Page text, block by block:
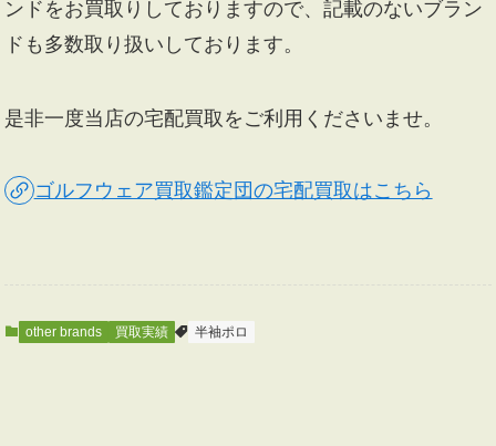
ンドをお買取りしておりますので、記載のないブラン
ドも多数取り扱いしております。
是非一度当店の宅配買取をご利用くださいませ。
ゴルフウェア買取鑑定団の宅配買取はこちら
other brands 買取実績 半袖ポロ